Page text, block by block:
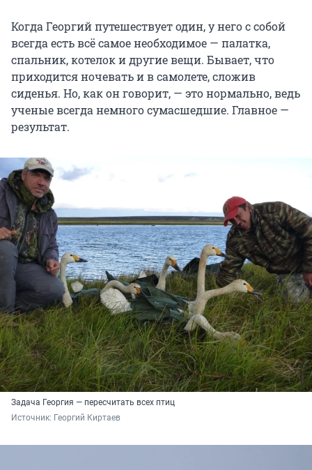
Когда Георгий путешествует один, у него с собой
всегда есть всё самое необходимое — палатка,
спальник, котелок и другие вещи. Бывает, что
приходится ночевать и в самолете, сложив
сиденья. Но, как он говорит, — это нормально, ведь
ученые всегда немного сумасшедшие. Главное —
результат.
Задача Георгия — пересчитать всех птиц
Источник: Георгий Киртаев